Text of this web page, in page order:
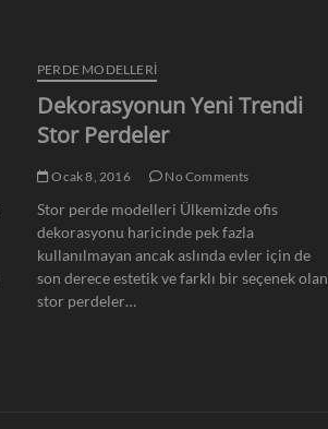
PERDE MODELLERI
Dekorasyonun Yeni Trendi
Stor Perdeler
Ocak 8, 2016 No Comments
Stor perde modelleri Ülkemizde ofis
dekorasyonu haricinde pek fazla
kullanılmayan ancak aslında evler için de
son derece estetik ve farklı bir seçenek olan
stor perdeler…